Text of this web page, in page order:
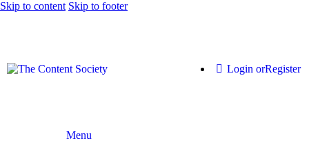
Skip to content Skip to footer
Login orRegister
Menu